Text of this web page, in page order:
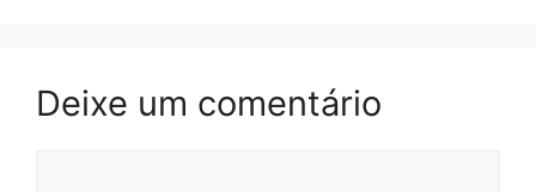
Deixe um comentário